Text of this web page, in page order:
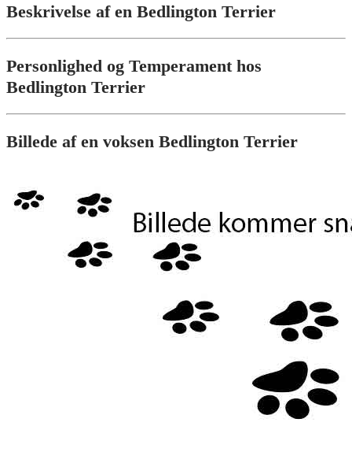
Beskrivelse af en Bedlington Terrier
Personlighed og Temperament hos
Bedlington Terrier
Billede af en voksen Bedlington Terrier